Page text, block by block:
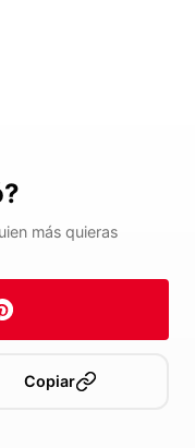
más quieras
Copiar